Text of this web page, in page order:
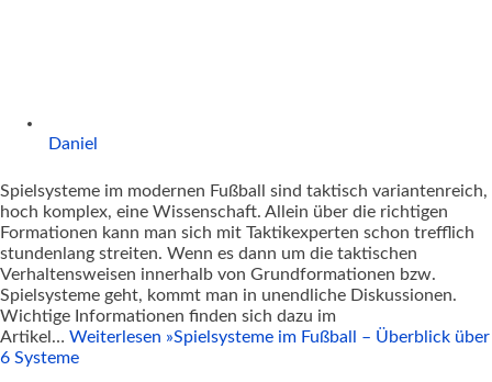
Daniel
Spielsysteme im modernen Fußball sind taktisch variantenreich,
hoch komplex, eine Wissenschaft. Allein über die richtigen
Formationen kann man sich mit Taktikexperten schon trefflich
stundenlang streiten. Wenn es dann um die taktischen
Verhaltensweisen innerhalb von Grundformationen bzw.
Spielsysteme geht, kommt man in unendliche Diskussionen.
Wichtige Informationen finden sich dazu im
Artikel… Weiterlesen »Spielsysteme im Fußball – Überblick über
6 Systeme